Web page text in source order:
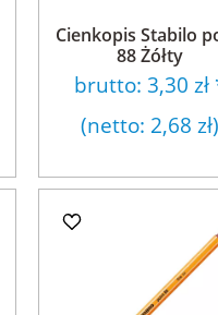
Cienkopis Stabilo
88 Żółty
brutto:3,30 zł
(netto: 2,68 zł)